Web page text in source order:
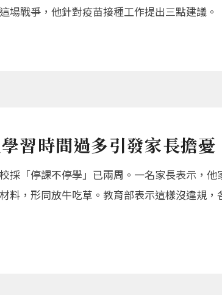
場戰爭，他針對疫苗接種工作提出三點建議。
習時間過多引發家長擔憂
採「停課不停學」已兩周。一名家長表示，
料，形同放牛吃草。教育部表示這樣沒違規